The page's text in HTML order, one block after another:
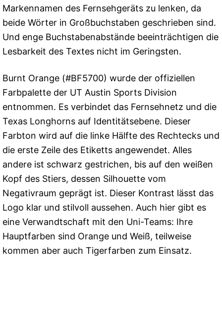
Markennamen des Fernsehgeräts zu lenken, da
beide Wörter in Großbuchstaben geschrieben sind.
Und enge Buchstabenabstände beeinträchtigen die
Lesbarkeit des Textes nicht im Geringsten.
Burnt Orange (#BF5700) wurde der offiziellen
Farbpalette der UT Austin Sports Division
entnommen. Es verbindet das Fernsehnetz und die
Texas Longhorns auf Identitätsebene. Dieser
Farbton wird auf die linke Hälfte des Rechtecks ​​und
die erste Zeile des Etiketts angewendet. Alles
andere ist schwarz gestrichen, bis auf den weißen
Kopf des Stiers, dessen Silhouette vom
Negativraum geprägt ist. Dieser Kontrast lässt das
Logo klar und stilvoll aussehen. Auch hier gibt es
eine Verwandtschaft mit den Uni-Teams: Ihre
Hauptfarben sind Orange und Weiß, teilweise
kommen aber auch Tigerfarben zum Einsatz.